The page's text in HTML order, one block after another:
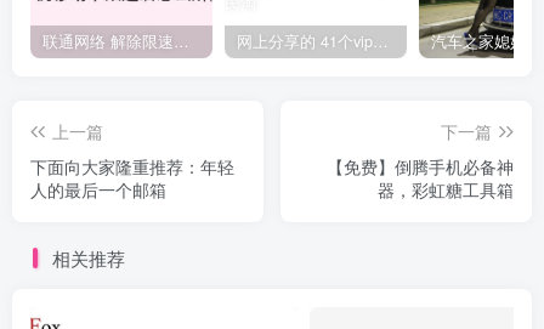
联通网络 解除限速方法参考！畅享、畅玩、老白干等及其它地区自测了 网上分享的 41个vip解析接口 有需要的拿去~ 免费看全网VIP会员视频
上一篇
下面向大家隆重推荐：年轻
人的最后一个邮箱
下一篇
【免费】倒腾手机必备神
器，彩虹糖工具箱
相关推荐